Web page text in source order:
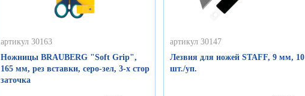
артикул 30163
Ножницы BRAUBERG "Soft Grip",
165 мм, рез вставки, серо-зел, 3-х стор
заточка
артикул 30147
Лезвия для ножей STAFF, 9 мм, 10
шт./уп.